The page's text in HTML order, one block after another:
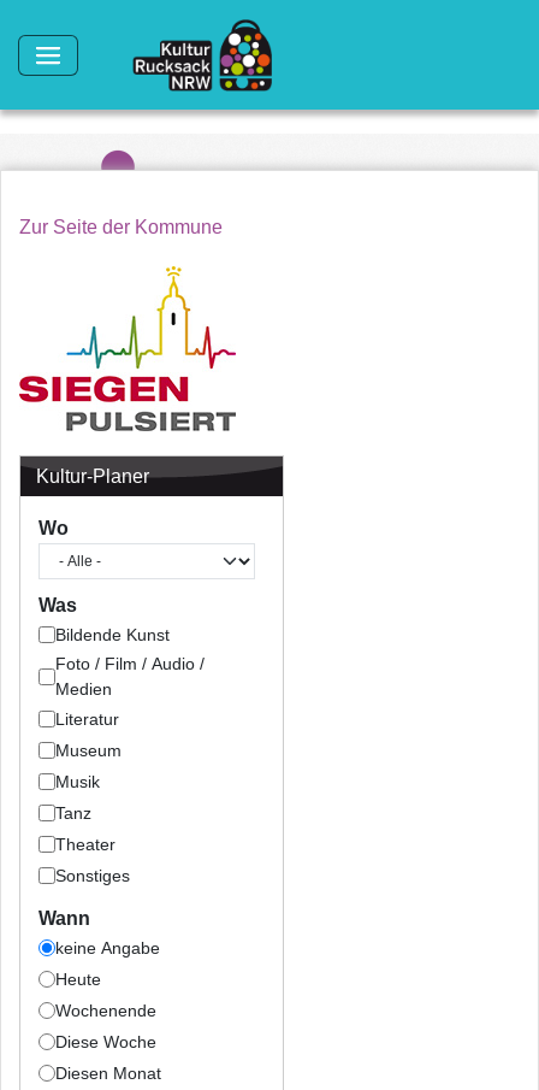
Zur Seite der Kommune
Kultur-Planer
Wo
Was
Bildende Kunst
Foto / Film / Audio /
Medien
Literatur
Museum
Musik
Tanz
Theater
Sonstiges
Wann
keine Angabe
Heute
Wochenende
Diese Woche
Diesen Monat